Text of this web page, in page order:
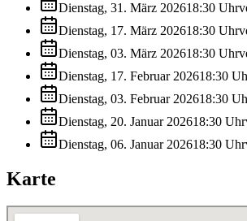
Dienstag, 31. März 202618:30 Uhr
Dienstag, 17. März 202618:30 Uhr
Dienstag, 03. März 202618:30 Uhr
Dienstag, 17. Februar 202618:30
Dienstag, 03. Februar 202618:30
Dienstag, 20. Januar 202618:30 Uhr
Dienstag, 06. Januar 202618:30 Uhr
Karte